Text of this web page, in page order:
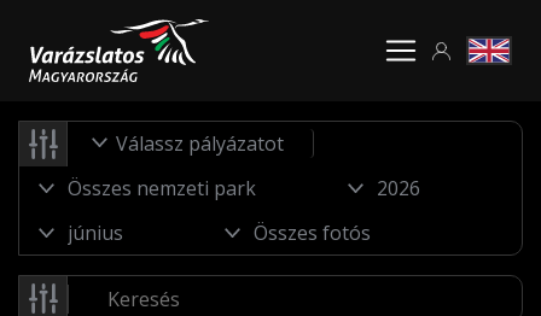
Válassz pályázatot